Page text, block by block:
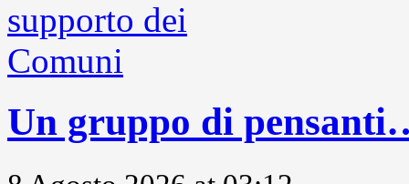
Un gruppo di